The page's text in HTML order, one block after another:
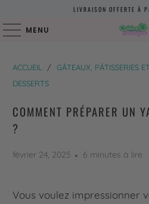
LIVRAISON OFFERTE À
MENU
ACCUEIL / GÂTEAUX, PÂTISSERIES ET
DESSERTS
COMMENT PRÉPARER UN
?
février 24, 2025 6 minutes à lire
Vous voulez impressionner